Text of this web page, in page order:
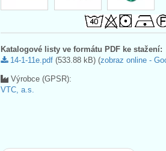
Katalogové listy ve formátu PDF ke stažení:
14-1-11e.pdf (533.88 kB) (zobraz online -
Výrobce (GPSR):
VTC, a.s.